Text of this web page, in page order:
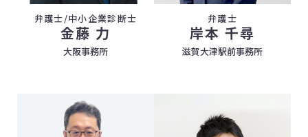
弁護士/中小企業診断士
金藤 力
大阪事務所
弁護士
岸本 千尋
滋賀大津駅前事務所